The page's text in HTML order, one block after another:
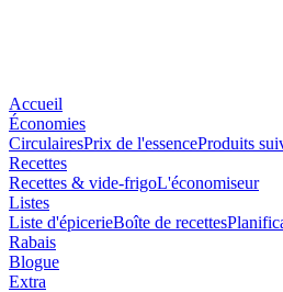
Accueil
Économies
CirculairesPrix de l'essenceProduits
Recettes
Recettes & vide-frigoL'économiseur
Listes
Liste d'épicerieBoîte de recettes
Rabais
Blogue
Extra